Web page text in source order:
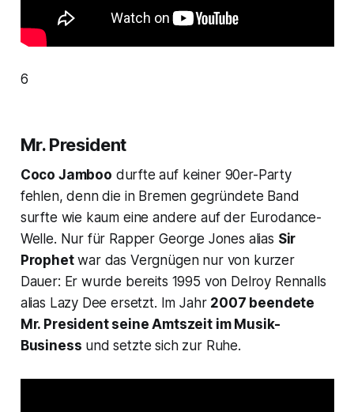
6
Mr. President
Coco Jamboo durfte auf keiner 90er-Party
fehlen, denn die in Bremen gegründete Band
surfte wie kaum eine andere auf der Eurodance-
Welle. Nur für Rapper George Jones alias Sir
Prophetwar das Vergnügen nur von kurzer
Dauer: Er wurde bereits 1995 von Delroy Rennalls
alias Lazy Dee ersetzt. Im Jahr 2007 beendete
Mr. President seine Amtszeit im Musik-
Business und setzte sich zur Ruhe.